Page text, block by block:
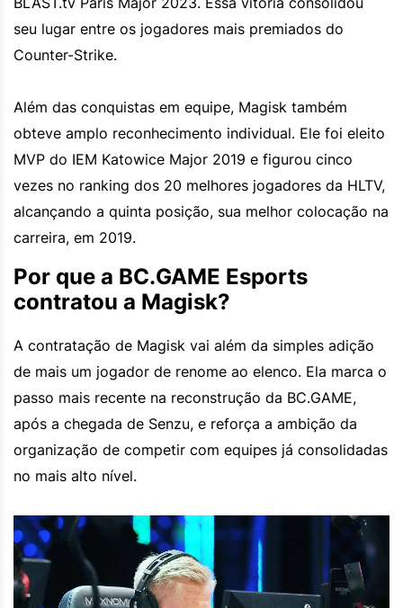
seu lugar entre os jogadores mais premiados do
Counter-Strike.
Além das conquistas em equipe, Magisk também
obteve amplo reconhecimento individual. Ele foi eleito
MVP do IEM Katowice Major 2019 e figurou cinco
vezes no ranking dos 20 melhores jogadores da HLTV,
alcançando a quinta posição, sua melhor colocação na
carreira, em 2019.
Por que a BC.GAME Esports
contratou a Magisk?
A contratação de Magisk vai além da simples adição
de mais um jogador de renome ao elenco. Ela marca o
passo mais recente na reconstrução da BC.GAME,
após a chegada de Senzu, e reforça a ambição da
organização de competir com equipes já consolidadas
no mais alto nível.